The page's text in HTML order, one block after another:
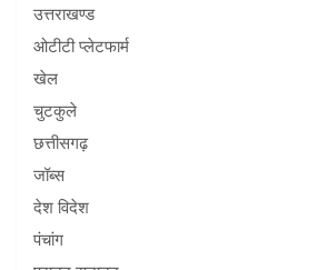
उत्तराखण्ड
ओटीटी प्लेटफार्म
खेल
चुटकुले
छत्तीसगढ़
जॉब्स
देश विदेश
पंचांग